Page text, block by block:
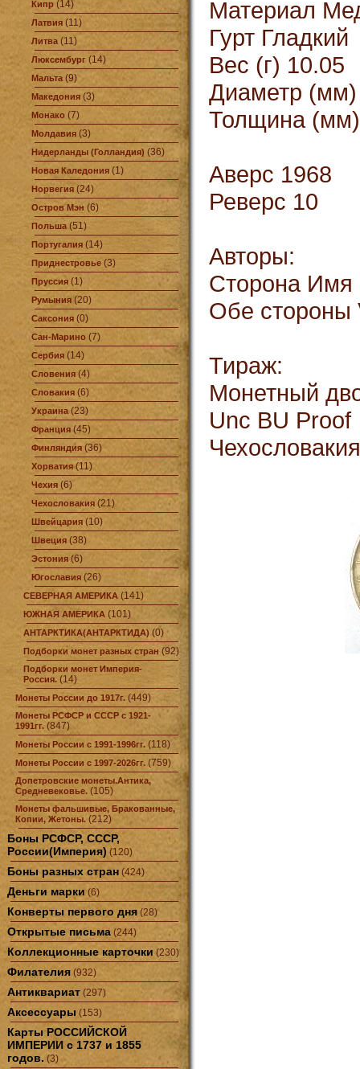
Кипр (14)
Латвия (11)
Литва(11)
Люксембург (14)
Мальта (9)
Македония (3)
Монако (7)
Молдавия (3)
Нидерланды (Голландия) (36)
Новая Каледония (1)
Норвегия (24)
Остров Мэн (6)
Польша(51)
Португалия (14)
Приднестровье (3)
Пруссия (1)
Румыния (20)
Саксония (0)
Сан-Марино (7)
Сербия (14)
Словения (4)
Словакия (6)
Украина(23)
Франция (45)
Финляндия (36)
Хорватия(11)
Чехия (6)
Чехословакия (21)
Швейцария (10)
Швеция (38)
Эстония (6)
Югославия (26)
СЕВЕРНАЯ АМЕРИКА (141)
ЮЖНАЯ АМЕРИКА (101)
АНТАРКТИКА(АНТАРКТИДА) (0)
Подборки монет разных стран (92)
Подборки монет Империя-
Россия. (14)
Монеты России до 1917г. (449)
Монеты РСФСР и СССР с 1921-
1991гг. (847)
Монеты России с 1991-1996гг. (118)
Монеты России с 1997-2026гг. (759)
Допетровские монеты.Антика,
Средневековье. (105)
Монеты фальшивые, Бракованные,
Копии, Жетоны. (212)
Боны РСФСР, СССР,
России(Империя) (120)
Боны разных стран (424)
Деньги марки (6)
Конверты первого дня (28)
Открытые письма (244)
Коллекционные карточки (230)
Филателия (932)
Антиквариат (297)
Аксессуары (153)
Карты РОССИЙСКОЙ
ИМПЕРИИ с 1737 и 1855
годов. (3)
Материал
Гурт Гладкий
Вес (г) 10.05
Диаметр
Толщина
Аверс 1968
Реверс 10
Авторы:
Сторона Имя
Обе стороны
Тираж:
Монетный
Unc BU Proof